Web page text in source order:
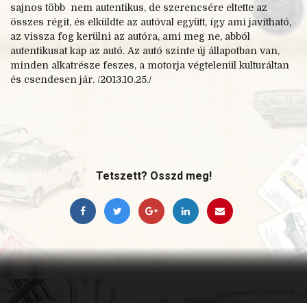
sajnos több nem autentikus, de szerencsére eltette az
összes régit, és elküldte az autóval együtt, így ami javítható,
az vissza fog kerülni az autóra, ami meg ne, abból
autentikusat kap az autó. Az autó szinte új állapotban van,
minden alkatrésze feszes, a motorja végtelenül kulturáltan
és csendesen jár. /2013.10.25./
Tetszett? Osszd meg!